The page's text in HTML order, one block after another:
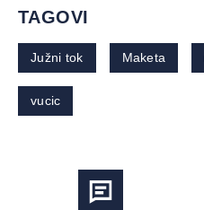
TAGOVI
Južni tok Maketa
vucic